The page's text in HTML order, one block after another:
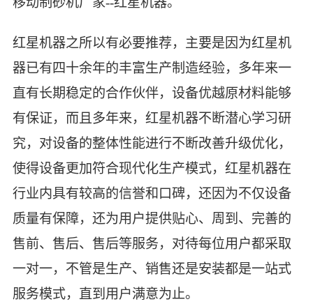
红星机器之所以有必要推荐，主要是因为红星机
器已有四十余年的丰富生产制造经验，多年来一
直有长期稳定的合作伙伴，设备优越原材料能够
有保证，而且多年来，红星机器不断潜心学习研
究，对设备的整体性能进行不断改善升级优化，
使得设备更加符合现代化生产模式，红星机器在
行业内具有较高的信誉和口碑，还因为不仅设备
质量有保障，还为用户提供贴心、周到、完善的
售前、售后、售后等服务，对待每位用户都采取
一对一，不管是生产、销售还是安装都是一站式
服务模式，直到用户满意为止。